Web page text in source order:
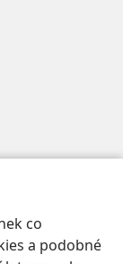
co
a podobné